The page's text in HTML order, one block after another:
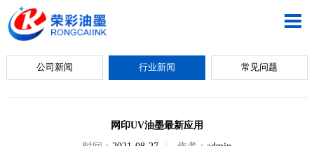
公司新闻 行业新闻 常见问题
网印UV油墨最新应用